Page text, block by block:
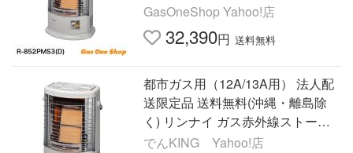
GasOneShop Yahoo!店
32,390円 送料無料
都市ガス用（12A/13A用） 法人配
送限定品 送料無料(沖縄・離島除
く) リンナイ ガス赤外線ストーブ
R-852PMS3(D)-13A
でんKING Yahoo!店